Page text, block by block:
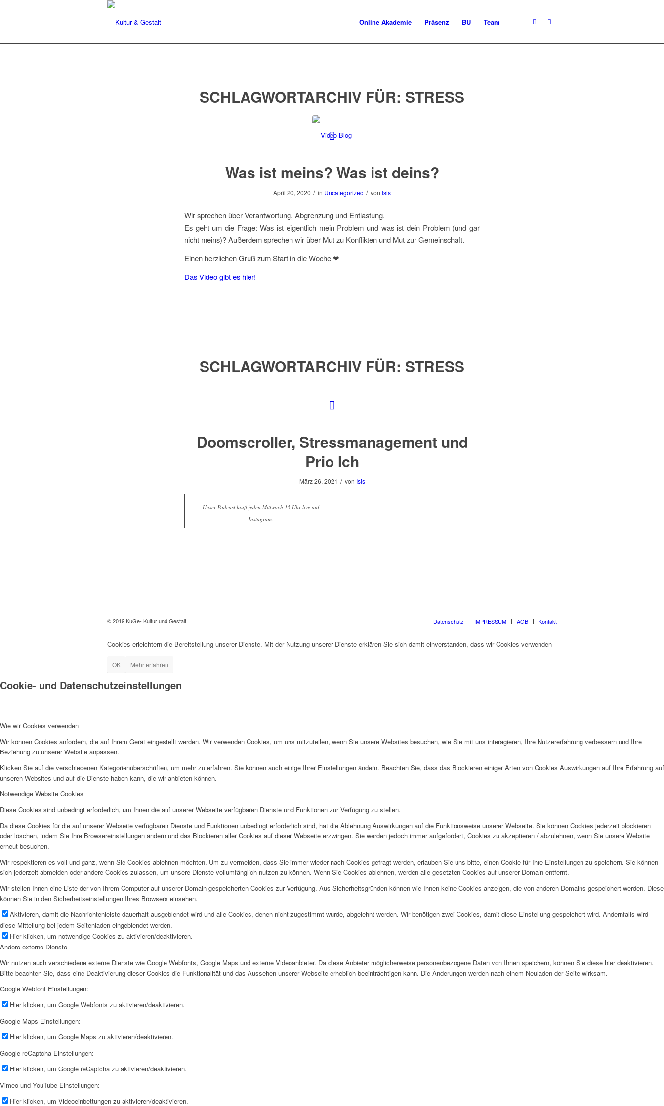
Online Akademie Präsenz BU Team
SCHLAGWORTARCHIV FÜR: STRESS
Was ist meins? Was ist deins?
April 20, 2020 / in Uncategorized / von Isis
Wir sprechen über Verantwortung, Abgrenzung und Entlastung.
Es geht um die Frage: Was ist eigentlich mein Problem und was ist dein Problem (und gar
nicht meins)? Außerdem sprechen wir über Mut zu Konflikten und Mut zur Gemeinschaft.
Einen herzlichen Gruß zum Start in die Woche ❤
Das Video gibt es hier!
SCHLAGWORTARCHIV FÜR: STRESS
Doomscroller, Stressmanagement und
Prio Ich
März 26, 2021 / von Isis
Unser Podcast läuft jeden Mittwoch 15 Uhr live auf
Instagram.
© 2019 KuGe- Kultur und Gestalt Datenschutz IMPRESSUM AGB Kontakt
Cookies erleichtern die Bereitstellung unserer Dienste. Mit der Nutzung unserer Dienste erklären Sie sich damit einverstanden, dass wir Cookies verwenden
OK Mehr erfahren
Cookie- und Datenschutzeinstellungen
Wie wir Cookies verwenden
Wir können Cookies anfordern, die auf Ihrem Gerät eingestellt werden. Wir verwenden Cookies, um uns mitzuteilen, wenn Sie unsere Websites besuchen, wie Sie mit uns interagieren, Ihre Nutzererfahrung verbessern und Ihre
Beziehung zu unserer Website anpassen.
Klicken Sie auf die verschiedenen Kategorienüberschriften, um mehr zu erfahren. Sie können auch einige Ihrer Einstellungen ändern. Beachten Sie, dass das Blockieren einiger Arten von Cookies Auswirkungen auf Ihre Erfahrung auf
unseren Websites und auf die Dienste haben kann, die wir anbieten können.
Notwendige Website Cookies
Diese Cookies sind unbedingt erforderlich, um Ihnen die auf unserer Webseite verfügbaren Dienste und Funktionen zur Verfügung zu stellen.
Da diese Cookies für die auf unserer Webseite verfügbaren Dienste und Funktionen unbedingt erforderlich sind, hat die Ablehnung Auswirkungen auf die Funktionsweise unserer Webseite. Sie können Cookies jederzeit blockieren
oder löschen, indem Sie Ihre Browsereinstellungen ändern und das Blockieren aller Cookies auf dieser Webseite erzwingen. Sie werden jedoch immer aufgefordert, Cookies zu akzeptieren / abzulehnen, wenn Sie unsere Website
erneut besuchen.
Wir respektieren es voll und ganz, wenn Sie Cookies ablehnen möchten. Um zu vermeiden, dass Sie immer wieder nach Cookies gefragt werden, erlauben Sie uns bitte, einen Cookie für Ihre Einstellungen zu speichern. Sie können
sich jederzeit abmelden oder andere Cookies zulassen, um unsere Dienste vollumfänglich nutzen zu können. Wenn Sie Cookies ablehnen, werden alle gesetzten Cookies auf unserer Domain entfernt.
Wir stellen Ihnen eine Liste der von Ihrem Computer auf unserer Domain gespeicherten Cookies zur Verfügung. Aus Sicherheitsgründen können wie Ihnen keine Cookies anzeigen, die von anderen Domains gespeichert werden. Diese
können Sie in den Sicherheitseinstellungen Ihres Browsers einsehen.
Aktivieren, damit die Nachrichtenleiste dauerhaft ausgeblendet wird und alle Cookies, denen nicht zugestimmt wurde, abgelehnt werden. Wir benötigen zwei Cookies, damit diese Einstellung gespeichert wird. Andernfalls wird
diese Mitteilung bei jedem Seitenladen eingeblendet werden.
Hier klicken, um notwendige Cookies zu aktivieren/deaktivieren.
Andere externe Dienste
Wir nutzen auch verschiedene externe Dienste wie Google Webfonts, Google Maps und externe Videoanbieter. Da diese Anbieter möglicherweise personenbezogene Daten von Ihnen speichern, können Sie diese hier deaktivieren.
Bitte beachten Sie, dass eine Deaktivierung dieser Cookies die Funktionalität und das Aussehen unserer Webseite erheblich beeinträchtigen kann. Die Änderungen werden nach einem Neuladen der Seite wirksam.
Google Webfont Einstellungen:
Hier klicken, um Google Webfonts zu aktivieren/deaktivieren.
Google Maps Einstellungen:
Hier klicken, um Google Maps zu aktivieren/deaktivieren.
Google reCaptcha Einstellungen:
Hier klicken, um Google reCaptcha zu aktivieren/deaktivieren.
Vimeo und YouTube Einstellungen:
Hier klicken, um Videoeinbettungen zu aktivieren/deaktivieren.